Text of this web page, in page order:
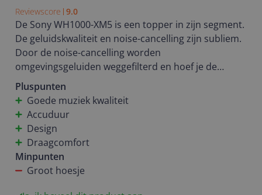
Reviewscore 9.0
De Sony WH1000-XM5 is een topper in zijn segment.
De geluidskwaliteit en noise-cancelling zijn subliem.
Door de noise-cancelling worden
omgevingsgeluiden weggefilterd en hoef je de
muziek minder hard te zetten.
Ook is hij zeer geschikt voor telefoneren. Aan de
andere kant van de lijn zijn achtergrondgeluiden
nauwelijks hoorbaar. Ideaal voor het thuiswerken!
Ook over het draagcomfort ben ik zeer tevreden. Ik
kan hem probleemloos de hele dag dragen. En ook
Pluspunten
Goede muziek kwaliteit
Accuduur
Design
Draagcomfort
Minpunten
Groot hoesje